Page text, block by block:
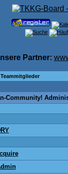
Partner:
Teammitglieder
Community!